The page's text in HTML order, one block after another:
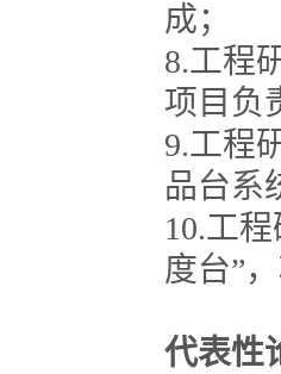
成；
8.工程
项目负
9.工程
品台系
10.工
度台”
代表性